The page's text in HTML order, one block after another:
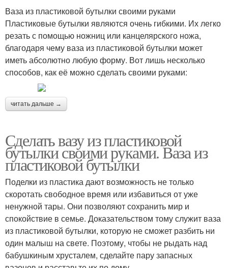
Ваза из пластиковой бутылки своими руками
Пластиковые бутылки являются очень гибкими. Их легко
резать с помощью ножниц или канцелярского ножа,
благодаря чему ваза из пластиковой бутылки может
иметь абсолютно любую форму. Вот лишь несколько
способов, как её можно сделать своими руками:
читать дальше →
Сделать вазу из пластиковой
бутылки своими руками. Ваза из
пластиковой бутылки
Поделки из пластика дают возможность не только
скоротать свободное время или избавиться от уже
ненужной тары. Они позволяют сохранить мир и
спокойствие в семье. Доказательством тому служит ваза
из пластиковой бутылки, которую не сможет разбить ни
один малыш на свете. Поэтому, чтобы не рыдать над
бабушкиным хрусталем, сделайте пару запасных